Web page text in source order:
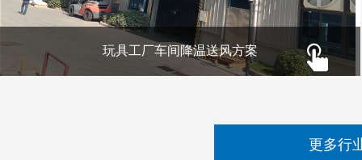
玩具工厂车间降温送风方案
更多行